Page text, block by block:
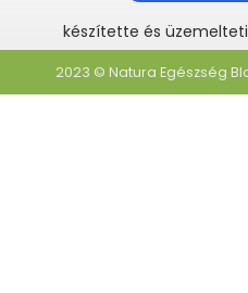
készítette és
2023 © Natura Egészség